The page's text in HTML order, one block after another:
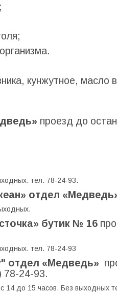
кунжутное, масло
проезд до
тел. 78-24-93.
отдел
бутик № 16
тел. 78-24-93
отдел «Медведь»
78-24-93.
до 15 часов. Без выходных